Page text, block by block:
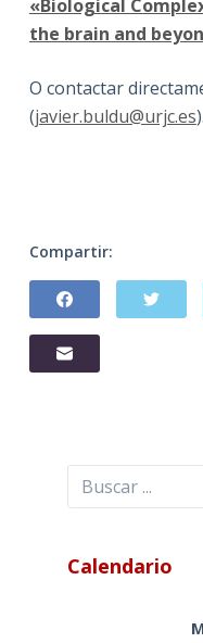
«Biological
the brain and
O contactar
(javier.buldu@urjc.es).
Compartir:
Buscar
Calendario